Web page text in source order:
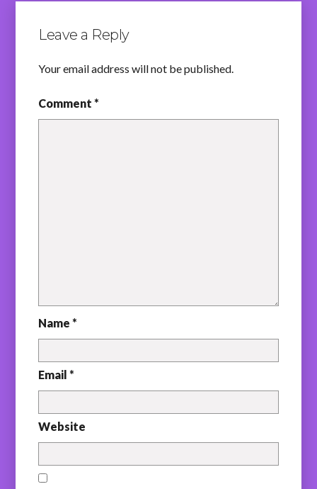
Leave a Reply
Your email address will not be published.
Comment *
Name *
Email *
Website